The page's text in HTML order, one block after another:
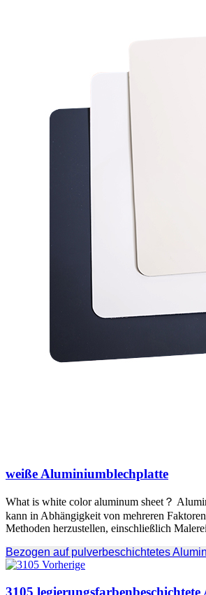
weiße Aluminiumblechplatte
What is white color aluminum sheet？
kann in Abhängigkeit von mehreren
Methoden herzustellen, einschließlich
Bezogen auf pulverbeschichtetes
3105